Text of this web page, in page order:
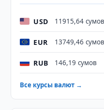
USD 11915,64 сумов
EUR 13749,46 сумов
RUB 146,19 сумов
Все курсы валют →